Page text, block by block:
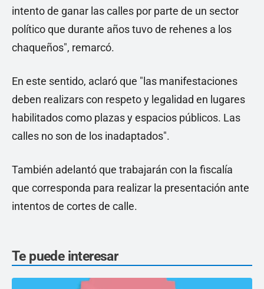
intento de ganar las calles por parte de un sector
político que durante años tuvo de rehenes a los
chaqueños", remarcó.
En este sentido, aclaró que "las manifestaciones
deben realizars con respeto y legalidad en lugares
habilitados como plazas y espacios públicos. Las
calles no son de los inadaptados".
También adelantó que trabajarán con la fiscalía
que corresponda para realizar la presentación ante
intentos de cortes de calle.
Te puede interesar